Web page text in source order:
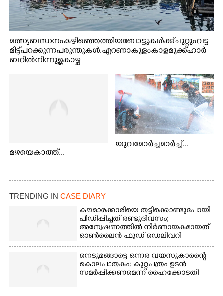
മത്സ്യബന്ധനം കഴിഞ്ഞെത്തിയ ബോട്ടുകൾക്ക് ചുറ്റും വട്ട
മിട്ട് പറക്കുന്ന പരുന്തുകൾ. എറണാകുളം കാളമുക്ക് ഹാർ
ബറിൽ നിന്നുള്ള കാഴ്ച
മഴയെകാത്ത്...
യുവമോർച്ചമാർച്ച്...
TRENDING IN CASE DIARY
കൗമാരക്കാരിയെ തട്ടിക്കൊണ്ടുപോയി
പീഡിപ്പിച്ചത് രണ്ടുദിവസം;
അന്വേഷണത്തിൽ നിർണായകമായത്
ഓൺലൈൻ ഫുഡ് ഡെലിവറി
നെടുമങ്ങാട്ടെ ഒന്നര വയസുകാരന്റെ
കൊലപാതകം: കുറ്റപത്രം ഉടൻ
സമർപ്പിക്കണമെന്ന് ഹൈക്കോടതി